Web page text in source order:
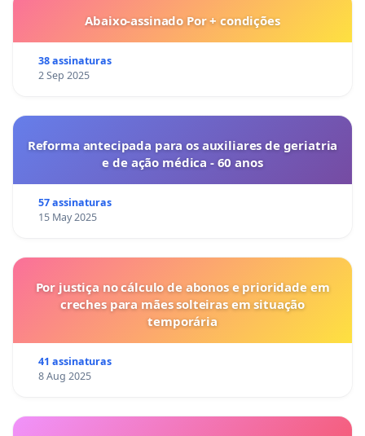
Abaixo-assinado Por + condições
38 assinaturas
2 Sep 2025
Reforma antecipada para os auxiliares de geriatria
e de ação médica - 60 anos
57 assinaturas
15 May 2025
Por justiça no cálculo de abonos e prioridade em
creches para mães solteiras em situação
temporária
41 assinaturas
8 Aug 2025